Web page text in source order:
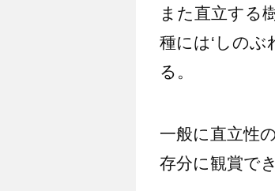
また直立する
種には‘しのぶ
る。
一般に直立性
存分に観賞でき